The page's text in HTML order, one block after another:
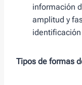
información
amplitud y
Tipos de formas